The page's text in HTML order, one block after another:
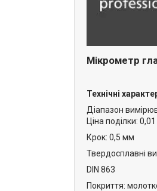
Мікрометр
Технічні
Діапазон
Ціна поділки:
Крок: 0,5 мм
Твердосплавні
DIN 863
Покриття: